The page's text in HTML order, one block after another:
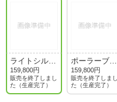
ライトシルバ
ー
159,800円
販売を終了しまし
た（生産完了）
ポーラーブル
ー
159,800円
販売を終了しまし
た（生産完了）